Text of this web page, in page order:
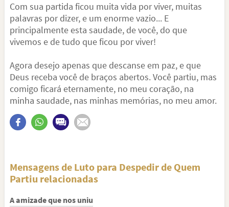
Com sua partida ficou muita vida por viver, muitas
palavras por dizer, e um enorme vazio... E
principalmente esta saudade, de você, do que
vivemos e de tudo que ficou por viver!
Agora desejo apenas que descanse em paz, e que
Deus receba você de braços abertos. Você partiu, mas
comigo ficará eternamente, no meu coração, na
minha saudade, nas minhas memórias, no meu amor.
Mensagens de Luto para Despedir de Quem
Partiu relacionadas
A amizade que nos uniu